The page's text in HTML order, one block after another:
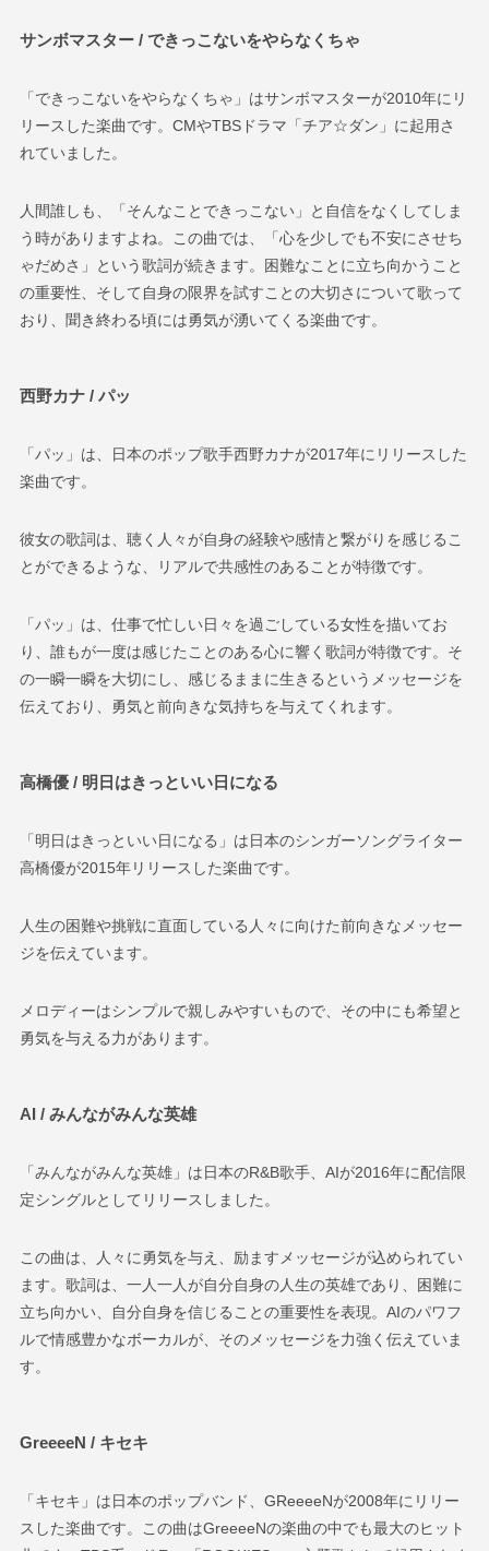
サンボマスター / できっこないをやらなくちゃ
「できっこないをやらなくちゃ」はサンボマスターが2010年にリ
リースした楽曲です。CMやTBSドラマ「チア☆ダン」に起用さ
れていました。
人間誰しも、「そんなことできっこない」と自信をなくしてしま
う時がありますよね。この曲では、「心を少しでも不安にさせち
ゃだめさ」という歌詞が続きます。困難なことに立ち向かうこと
の重要性、そして自身の限界を試すことの大切さについて歌って
おり、聞き終わる頃には勇気が湧いてくる楽曲です。
西野カナ / パッ
「パッ」は、日本のポップ歌手西野カナが2017年にリリースした
楽曲です。
彼女の歌詞は、聴く人々が自身の経験や感情と繋がりを感じるこ
とができるような、リアルで共感性のあることが特徴です。
「パッ」は、仕事で忙しい日々を過ごしている女性を描いてお
り、誰もが一度は感じたことのある心に響く歌詞が特徴です。そ
の一瞬一瞬を大切にし、感じるままに生きるというメッセージを
伝えており、勇気と前向きな気持ちを与えてくれます。
高橋優 / 明日はきっといい日になる
「明日はきっといい日になる」は日本のシンガーソングライター
高橋優が2015年リリースした楽曲です。
人生の困難や挑戦に直面している人々に向けた前向きなメッセー
ジを伝えています。
メロディーはシンプルで親しみやすいもので、その中にも希望と
勇気を与える力があります。
AI / みんながみんな英雄
「みんながみんな英雄」は日本のR&B歌手、AIが2016年に配信限
定シングルとしてリリースしました。
この曲は、人々に勇気を与え、励ますメッセージが込められてい
ます。歌詞は、一人一人が自分自身の人生の英雄であり、困難に
立ち向かい、自分自身を信じることの重要性を表現。AIのパワフ
ルで情感豊かなボーカルが、そのメッセージを力強く伝えていま
す。
GreeeeN / キセキ
「キセキ」は日本のポップバンド、GReeeeNが2008年にリリー
スした楽曲です。この曲はGreeeeNの楽曲の中でも最大のヒット